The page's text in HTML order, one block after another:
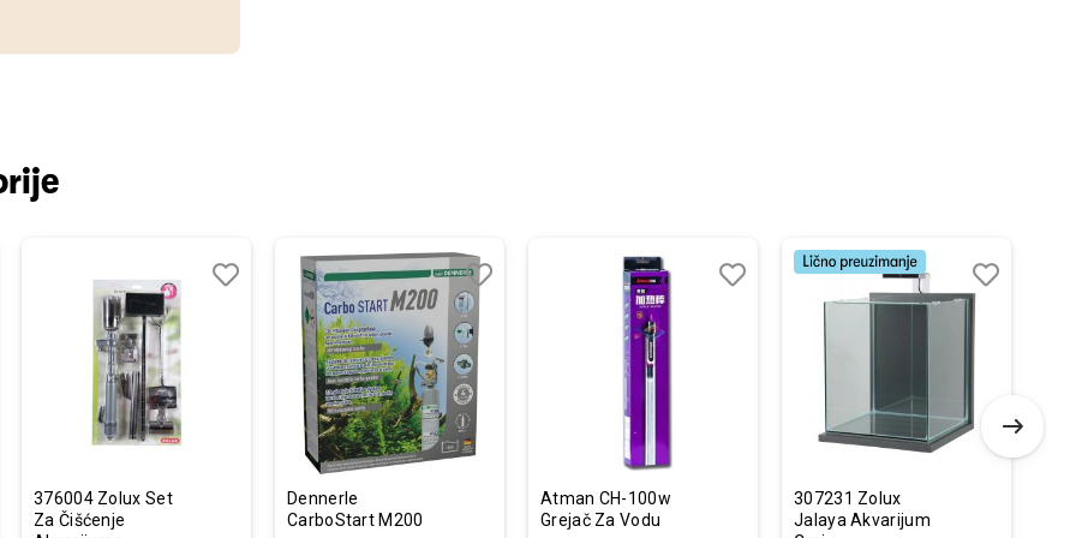
376004 Zolux Set
Za Čišćenje
Dennerle
CarboStart M200
Dodaj
u
listu
želja
Uporedi
Atman CH-100w
Grejač Za Vodu
307231 Zolux
Jalaya Akvarijum
Dodaj
u
listu
Uporedi